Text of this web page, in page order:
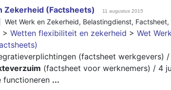
Zekerheid (Factsheets) 11 augustus 2015
Wet Werk en Zekerheid, Belastingdienst, Factsheet,
> Wetten flexibiliteit en zekerheid > Wet
(factsheet werkgevers)
(factsheet voor werknemers) / 4
functioneren ...